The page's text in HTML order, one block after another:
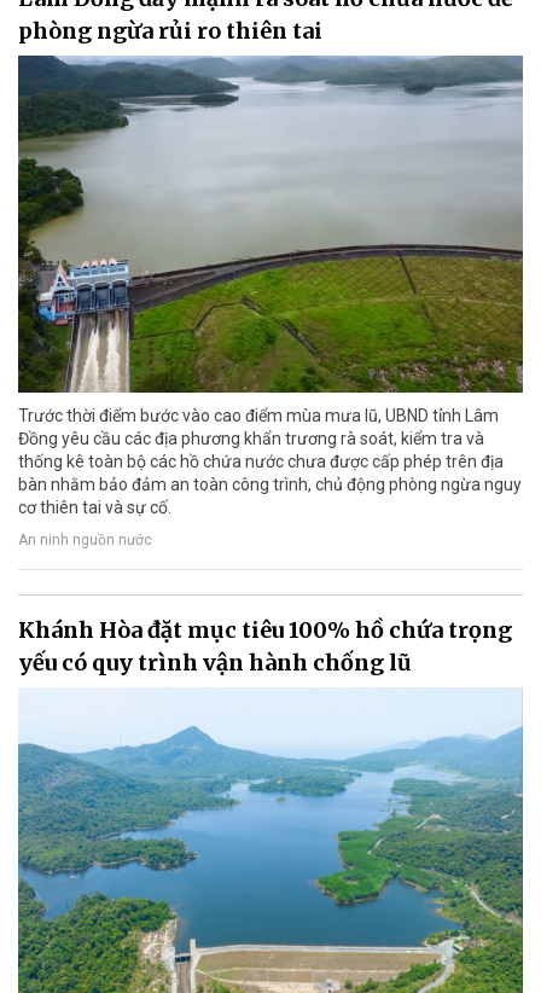
phòng ngừa rủi ro thiên tai
Trước thời điểm bước vào cao điểm mùa mưa lũ, UBND tỉnh Lâm
Đồng yêu cầu các địa phương khẩn trương rà soát, kiểm tra và
thống kê toàn bộ các hồ chứa nước chưa được cấp phép trên địa
bàn nhằm bảo đảm an toàn công trình, chủ động phòng ngừa nguy
cơ thiên tai và sự cố.
An ninh nguồn nước
Khánh Hòa đặt mục tiêu 100% hồ chứa trọng
yếu có quy trình vận hành chống lũ